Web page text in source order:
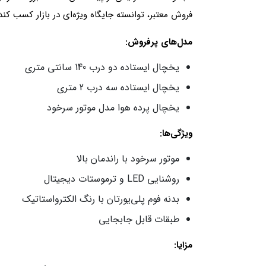
فروش معتبر، توانسته جایگاه ویژه‌ای در بازار کسب
مدل‌های پرفروش:
یخچال ایستاده دو درب 140 سانتی متری
یخچال ایستاده سه درب 2 متری
یخچال پرده هوا مدل موتور سرخود
ویژگی‌ها:
موتور سرخود با راندمان بالا
روشنایی LED و ترموستات دیجیتال
بدنه فوم پلی‌یورتان با رنگ الکترواستاتیک
طبقات قابل جابجایی
مزایا: